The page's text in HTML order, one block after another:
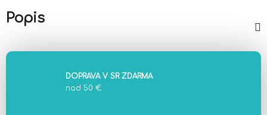
Popis
DOPRAVA V SR ZDARMA
nad 50 €